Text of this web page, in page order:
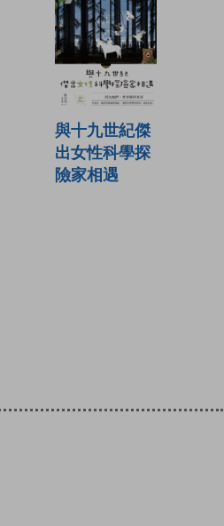
與十九世紀傑
出女性科學探
險家相遇